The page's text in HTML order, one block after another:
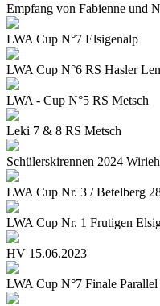
Empfang von Fabienne und
LWA Cup N°7 Elsigenalp
LWA Cup N°6 RS Hasler
LWA - Cup N°5 RS Metsch
Leki 7 & 8 RS Metsch
Schülerskirennen 2024
LWA Cup Nr. 3 / Betelberg
LWA Cup Nr. 1 Frutigen
HV 15.06.2023
LWA Cup N°7 Finale